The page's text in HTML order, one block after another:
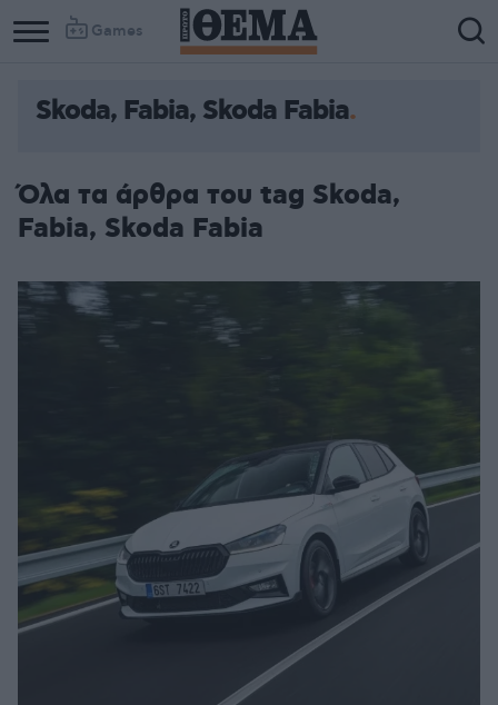
Games
Skoda, Fabia, Skoda Fabia
Όλα τα άρθρα του tag Skoda,
Fabia, Skoda Fabia